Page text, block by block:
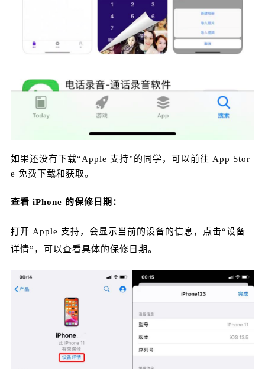
如果还没有下载“Apple 支持”的同学，可以前往 App Stor
e 免费下载和获取。
查看 iPhone 的保修日期：
打开 Apple 支持，会显示当前的设备的信息，点击“设备
详情”，可以查看具体的保修日期。